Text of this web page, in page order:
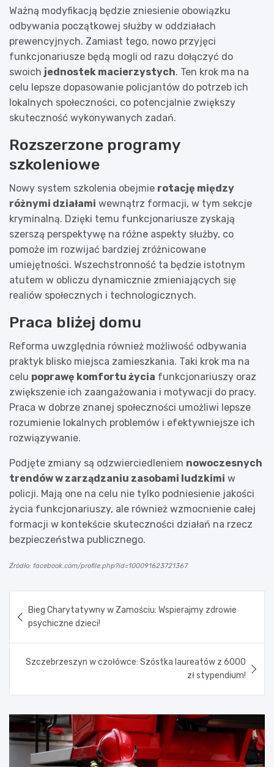
Ważną modyfikacją będzie zniesienie obowiązku
odbywania początkowej służby w oddziałach
prewencyjnych. Zamiast tego, nowo przyjęci
funkcjonariusze będą mogli od razu dołączyć do
swoich jednostek macierzystych. Ten krok ma na
celu lepsze dopasowanie policjantów do potrzeb ich
lokalnych społeczności, co potencjalnie zwiększy
skuteczność wykonywanych zadań.
Rozszerzone programy
szkoleniowe
Nowy system szkolenia obejmie rotację między
różnymi działami wewnątrz formacji, w tym sekcje
kryminalną. Dzięki temu funkcjonariusze zyskają
szerszą perspektywę na różne aspekty służby, co
pomoże im rozwijać bardziej zróżnicowane
umiejętności. Wszechstronność ta będzie istotnym
atutem w obliczu dynamicznie zmieniających się
realiów społecznych i technologicznych.
Praca bliżej domu
Reforma uwzględnia również możliwość odbywania
praktyk blisko miejsca zamieszkania. Taki krok ma na
celu poprawę komfortu życia funkcjonariuszy oraz
zwiększenie ich zaangażowania i motywacji do pracy.
Praca w dobrze znanej społeczności umożliwi lepsze
rozumienie lokalnych problemów i efektywniejsze ich
rozwiązywanie.
Podjęte zmiany są odzwierciedleniem nowoczesnych
trendów w zarządzaniu zasobami ludzkimi w
policji. Mają one na celu nie tylko podniesienie jakości
życia funkcjonariuszy, ale również wzmocnienie całej
formacji w kontekście skuteczności działań na rzecz
bezpieczeństwa publicznego.
Źródło: facebook.com/profile.php?id=100091623721367
wpisu
Bieg Charytatywny w Zamościu: Wspierajmy zdrowie
psychiczne dzieci!
Szczebrzeszyn w czołówce: Szóstka laureatów z 6000
zł stypendium!